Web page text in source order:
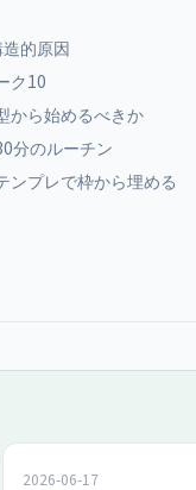
的原因
ク10
から始めるべきか
分のルーチン
ンプレで枠から埋める
2026-06-17